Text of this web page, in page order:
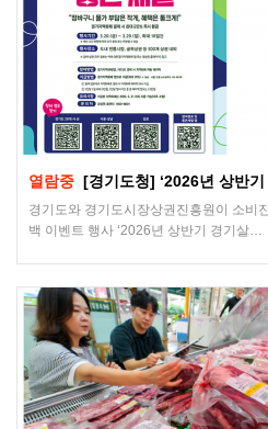
열람중 [경기도청] ‘2026년 상반
경기도와 경기도시장상권진흥원이 소비
백 이벤트 행사 ‘2026년 상반기 경기살…